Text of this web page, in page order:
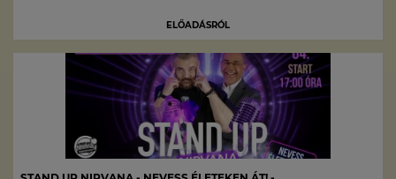
ELŐADÁSRÓL